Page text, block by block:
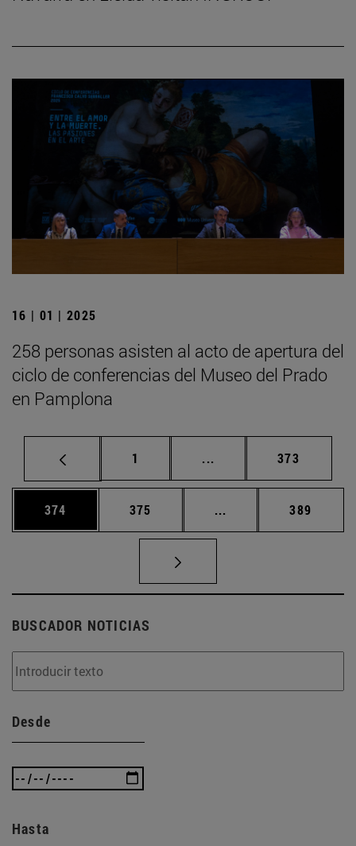
16 | 01 | 2025
258 personas asisten al acto de apertura del
ciclo de conferencias del Museo del Prado
en Pamplona
Página
1 ... Páginas intermedias
Página
373
Página
374 Página
375 ... Páginas intermedias
Página
389
BUSCADOR NOTICIAS
Desde
Hasta